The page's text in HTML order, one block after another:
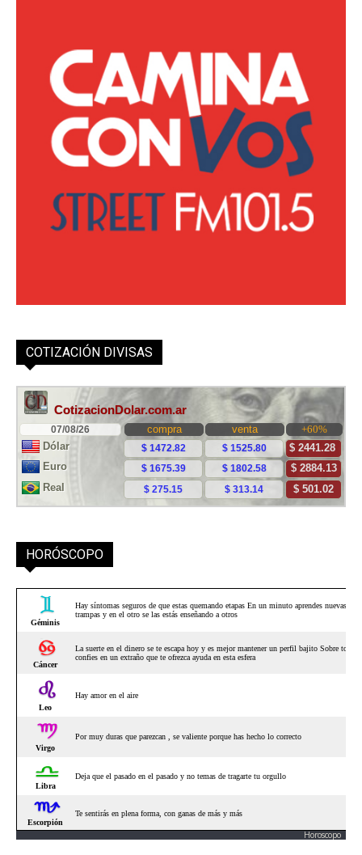
COTIZACIÓN DIVISAS
HORÓSCOPO
Horoscopo